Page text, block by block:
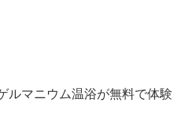
ルマニウム温浴が無料で体験